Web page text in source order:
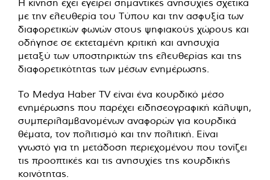
με την ελευθερία του Τύπου και την ασφυξία των
διαφορετικών φωνών στους ψηφιακούς χώρους και
οδήγησε σε εκτεταμένη κριτική και ανησυχία
μεταξύ των υποστηρικτών της ελευθερίας και της
διαφορετικότητας των μέσων ενημέρωσης.
Το Medya Haber TV είναι ένα κουρδικό μέσο
ενημέρωσης που παρέχει ειδησεογραφική κάλυψη,
συμπεριλαμβανομένων αναφορών για κουρδικά
θέματα, τον πολιτισμό και την πολιτική. Είναι
γνωστό για τη μετάδοση περιεχομένου που τονίζει
τις προοπτικές και τις ανησυχίες της κουρδικής
κοινότητας.